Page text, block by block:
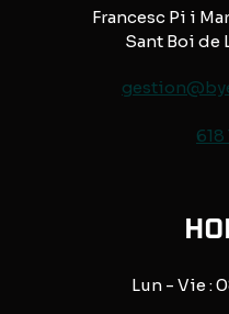
Francesc Pi i
Sant Boi de
618
Lun - Vie :